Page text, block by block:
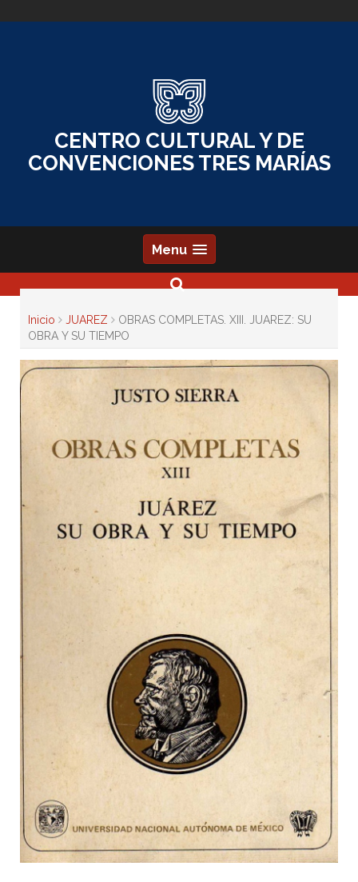
to
CENTRO CULTURAL Y DE
CONVENCIONES TRES MARÍAS
Menu
Inicio JUAREZ
OBRAS COMPLETAS. XIII. JUAREZ: SU
OBRA Y SU TIEMPO